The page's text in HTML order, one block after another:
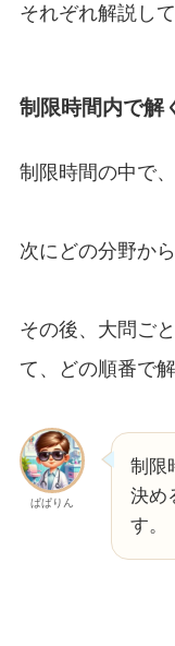
それぞれ解説し
制限時間内で解
制限時間の中で
次にどの分野か
その後、大問ご
て、どの順番で
ぱぱりん
制限
決め
す。